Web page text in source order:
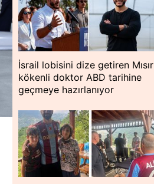
İsrail lobisini dize getiren Mısır
kökenli doktor ABD tarihine
geçmeye hazırlanıyor